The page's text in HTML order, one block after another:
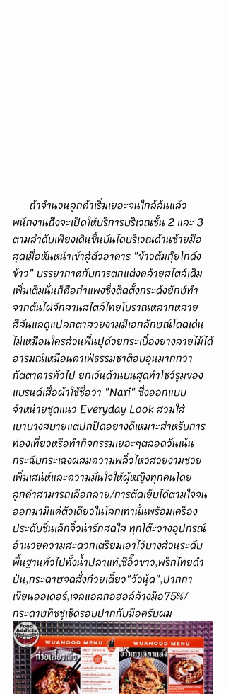
พนักงานถึงจะเปิดให้บริการบริเวณชั้น 2 และ 3
ตามลำดับเพียงเดินขึ้นบันไดบริเวณด้านซ้ายมือ
สุดเมื่อหันหน้าเข้าสู่ตัวอาคาร "ข้าวต้มกุ๊ยโกดัง
ข้าว" บรรยากาศกับการตกแต่งคล้ายสไตล์เดิม
เพิ่มเติมนั่นก็คือกำแพงซึ่งติดตั้งกระด้งยักษ์ทำ
จากต้นไผ่จักสานสไตล์ไทยโบราณหลากหลาย
สีสันแลดูแปลกตาสวยงามมีเอกลักษณ์โดดเด่น
ไม่เหมือนใครส่วนพื้นปูด้วยกระเบื้องยางลายไม้ได้
อารมณ์เหมือนคาเฟ่ธรรมชาติอบอุ่นมากกว่า
ภัตตาคารทั่วไป ยกเว้นด้านบนสุดทำโชว์รูมของ
แบรนด์เสื้อผ้าใช้ชื่อว่า "Nari" ซึ่งออกแบบ
จำหน่ายชุดแนว Everyday Look สวมใส่
เบาบางสบายแต่ปกปิดอย่างดีเหมาะสำหรับการ
ท่องเที่ยวหรือทำกิจกรรมเยอะๆตลอดวันเน้น
กระฉับกระเฉงผสมความพลิ้วไหวสวยงามช่วย
เพิ่มเสน่ห์และความมั่นใจให้ผู้หญิงทุกคนโดย
ลูกค้าสามารถเลือกลาย/การตัดเย็บได้ตามใจจน
ออกมามีแค่ตัวเดียวในโลกเท่านั้นพร้อมเครื่อง
ประดับชิ้นเล็กจิ๋วน่ารักสดใส ทุกโต๊ะวางอุปกรณ์
อำนวยความสะดวกเตรียมเอาไว้บางส่วนระดับ
พื้นฐานทั่วไปทั้งน้ำปลาแท้,ซีอิ๊วขาว,พริกไทยดำ
ป่น,กระดาษจดสั่งก๋วยเตี๋ยว"วัวนู้ด",ปากกา
เขียนออเดอร์,เจลแอลกอฮอล์ล้างมือ75%/
กระดาษทิชชู่เช็ดรอบปากกับมือครับผม